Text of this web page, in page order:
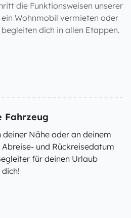
die Funktionsweisen unserer
Wohnmobil vermieten oder
dich in allen Etappen.
Fahrzeug
Nähe oder an deinem
und Rückreisedatum
für deinen Urlaub